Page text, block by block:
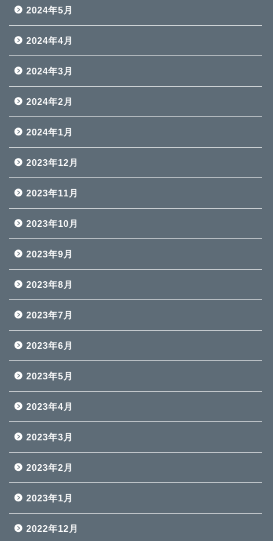
2024年5月
2024年4月
2024年3月
2024年2月
2024年1月
2023年12月
2023年11月
2023年10月
2023年9月
2023年8月
2023年7月
2023年6月
2023年5月
2023年4月
2023年3月
2023年2月
2023年1月
2022年12月